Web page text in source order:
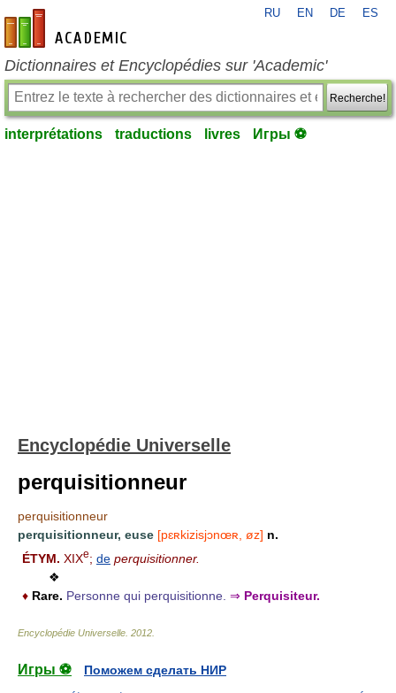
fr-academic.com
RU EN DE ES
Dictionnaires et Encyclopédies sur 'Academic'
Recherche!
interprétations traductions livres Игры ⚽
Encyclopédie Universelle
perquisitionneur
perquisitionneur
perquisitionneur, euse [pɛʀkizisjɔnœʀ, øz] n.
ÉTYM. XIXe; de perquisitionner.
❖
♦ Rare. Personne qui perquisitionne. ⇒ Perquisiteur.
Encyclopédie Universelle 2012
Игры ⚽
Поможем сделать НИР